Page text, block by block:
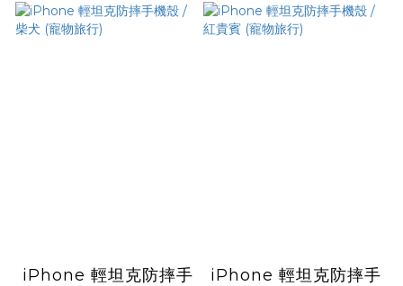
iPhone 輕坦克防摔手
iPhone 輕坦克防摔手